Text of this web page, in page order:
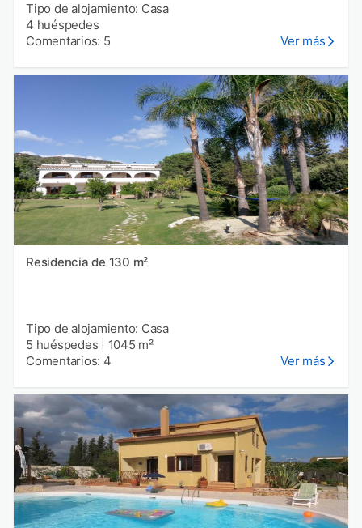
Tipo de alojamiento: Casa
4 huéspedes
Comentarios: 5
Ver más
Residencia de 130 m²
Tipo de alojamiento: Casa
5 huéspedes
1045 m²
Comentarios: 4
Ver más